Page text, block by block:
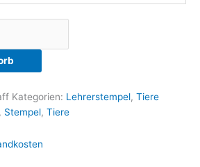
Kategorien: Lehrerstempel, Tiere
, Stempel, Tiere